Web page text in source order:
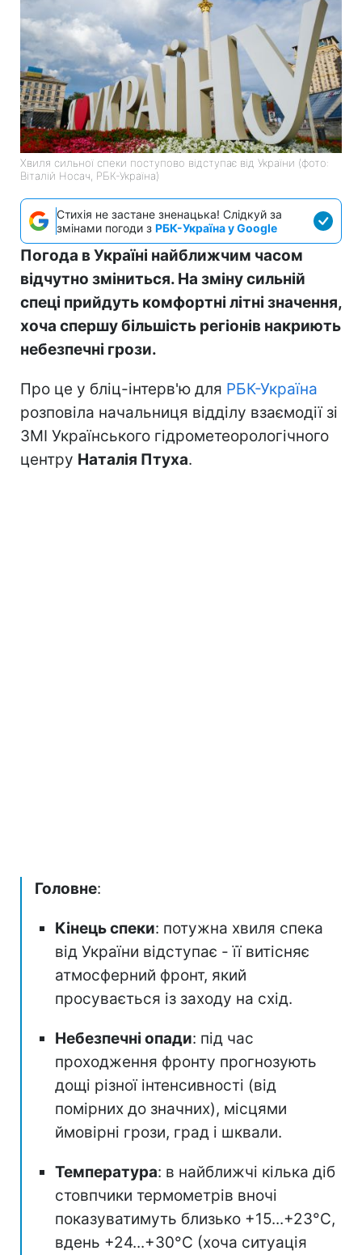
Хвиля сильної спеки поступово відступає від України (фото:
Віталій Носач, РБК-Україна)
Стихія не застане зненацька! Слідкуй за
змінами погоди з РБК-Україна у Google
Погода в Україні найближчим часом
відчутно зміниться. На зміну сильній
спеці прийдуть комфортні літні значення,
хоча спершу більшість регіонів накриють
небезпечні грози.
Про це у бліц-інтерв'ю для РБК-Україна
розповіла начальниця відділу взаємодії зі
ЗМІ Українського гідрометеорологічного
центру Наталія Птуха.
Головне:
Кінець спеки: потужна хвиля спека
від України відступає - її витісняє
атмосферний фронт, який
просувається із заходу на схід.
Небезпечні опади: під час
проходження фронту прогнозують
дощі різної інтенсивності (від
помірних до значних), місцями
ймовірні грози, град і шквали.
Температура: в найближчі кілька діб
стовпчики термометрів вночі
показуватимуть близько +15...+23°С,
вдень +24...+30°C (хоча ситуація